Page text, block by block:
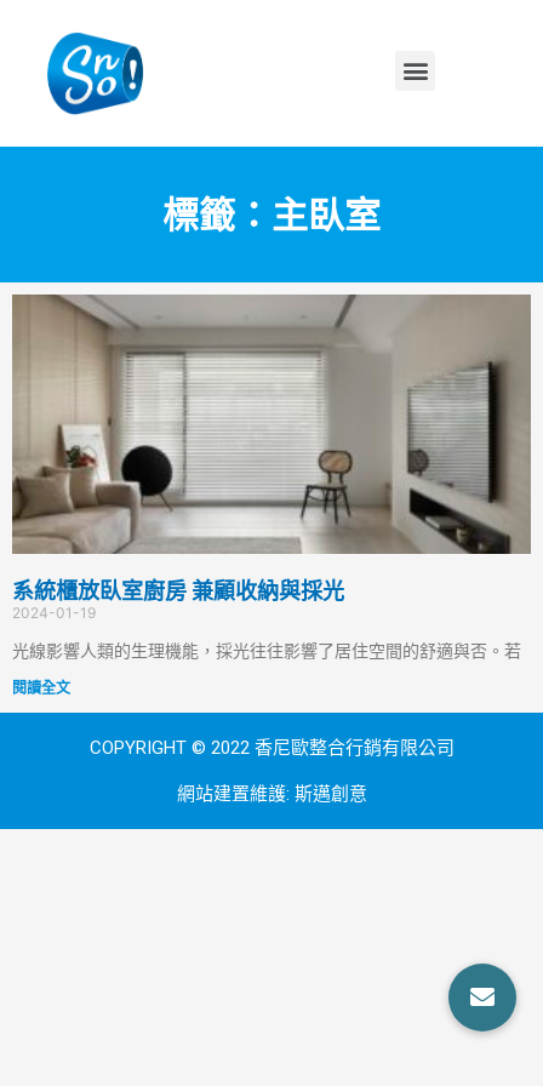
標籤：主臥室
系統櫃放臥室廚房 兼顧收納與採光
2024-01-19
光線影響人類的生理機能，採光往往影響了居住空間的舒適與否。若
閱讀全文
COPYRIGHT © 2022 香尼歐整合行銷有限公司
網站建置維護: 斯邁創意